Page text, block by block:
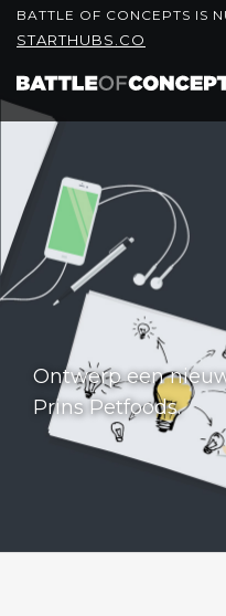
Ontwerp een
Prins Petfoods.
BATTLE OF CONCEPTS IS
STARTHUBS.CO